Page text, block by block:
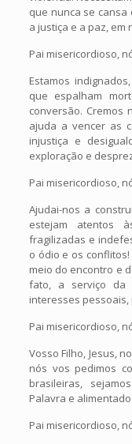
que nunca se
a justiça e a paz, em
Pai misericordioso,
Estamos
que espalham
conversão. Cremos
ajuda a vencer as
injustiça e
exploração e
Pai misericordioso,
Ajudai-nos a
estejam atentos
fragilizadas e
o ódio e os
meio do encontro e
fato, a serviço da
interesses
Pai misericordioso,
Vosso Filho, Jesus,
nós vos pedimos
brasileiras,
Palavra e
Pai misericordioso,